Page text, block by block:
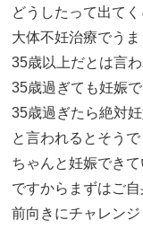
どうしたって出て
大体不妊治療でう
35歳以上だとは言
35歳過ぎても妊娠
35歳過ぎたら絶対
と言われるとそう
ちゃんと妊娠でき
ですからまずはご
前向きにチャレン